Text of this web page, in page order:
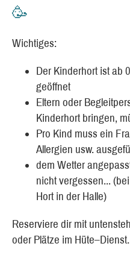
🥳
Wichtiges:
Der Kinderhort ist ab
geöffnet
Eltern oder
Kinderhort bringen,
Pro Kind muss ein
Allergien usw.
dem Wetter
nicht vergessen...
Hort in der Halle)
Reserviere dir mit
oder Plätze im